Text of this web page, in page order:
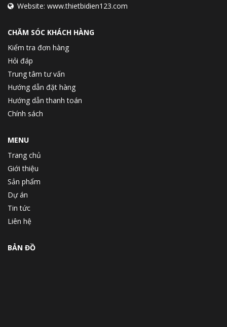
Website: www.thietbidien123.com
CHĂM SÓC KHÁCH HÀNG
Kiểm tra đơn hàng
Hỏi đáp
Trung tâm tư vấn
Hướng dẫn đặt hàng
Hướng dẫn thanh toán
Chính sách
MENU
Trang chủ
Giới thiệu
Sản phẩm
Dự án
Tin tức
Liên hệ
BẢN ĐỒ